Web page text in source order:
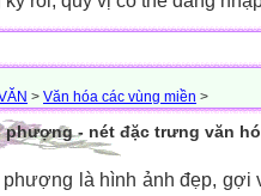
> Văn hóa các vùng miền >
phượng - nét đặc trưng văn
phượng là hình ảnh đẹp, gợi